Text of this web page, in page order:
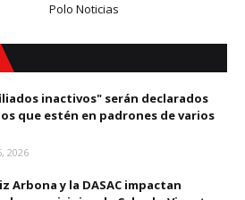
Polo Noticias
inactivos" serán declarados
que estén en padrones de varios
2026
Arbona y la DASAC impactan